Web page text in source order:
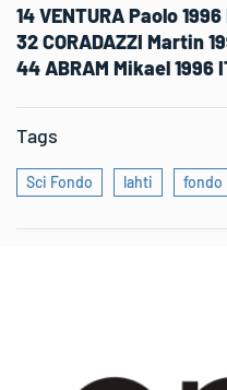
14 VENTURA Paolo 1996
32 CORADAZZI Martin
44 ABRAM Mikael 1996
Tags
Sci Fondo lahti fondo